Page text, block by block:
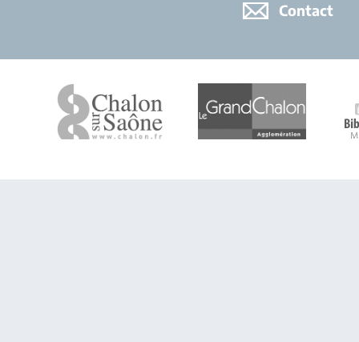
Contact